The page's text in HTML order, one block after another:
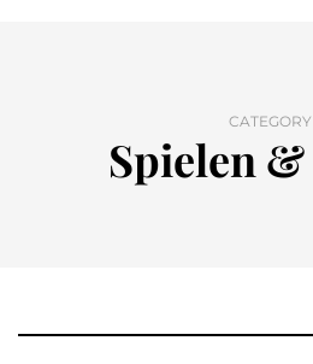
CATEGORY
Spielen &